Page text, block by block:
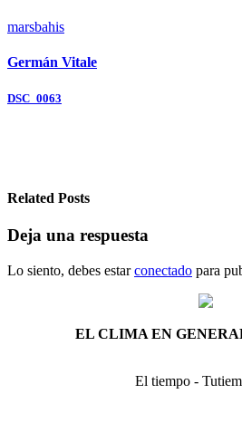
marsbahis
Germán Vitale
Navegación
DSC_0063
Related Posts
Deja una respuesta
Lo siento, debes estarconectado para
EL CLIMA EN
El tiempo -